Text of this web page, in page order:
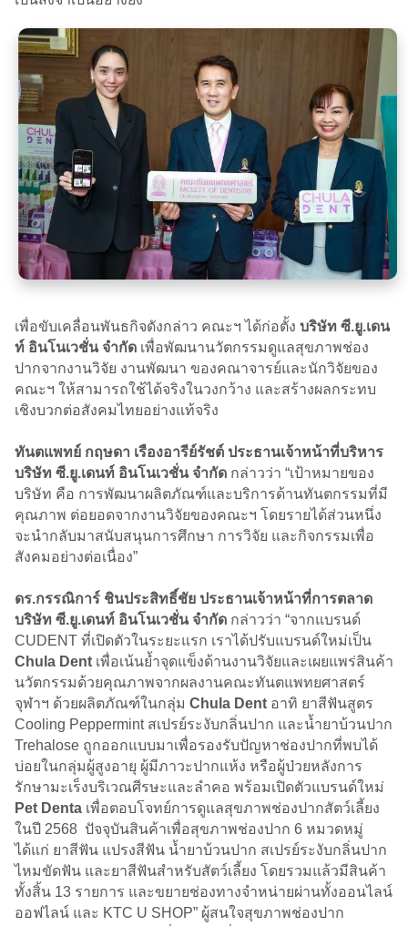
เพื่อขับเคลื่อนพันธกิจดังกล่าว คณะฯ ได้ก่อตั้ง บริษัท ซี.ยู.เดน
ท์ อินโนเวชั่น จำกัด เพื่อพัฒนานวัตกรรมดูแลสุขภาพช่อง
ปากจากงานวิจัย งานพัฒนา ของคณาจารย์และนักวิจัยของ
คณะฯ ให้สามารถใช้ได้จริงในวงกว้าง และสร้างผลกระทบ
เชิงบวกต่อสังคมไทยอย่างแท้จริง
ทันตแพทย์ กฤษดา เรืองอารีย์รัชต์ ประธานเจ้าหน้าที่บริหาร
บริษัท ซี.ยู.เดนท์ อินโนเวชั่น จำกัด กล่าวว่า “เป้าหมายของ
บริษัท คือ การพัฒนาผลิตภัณฑ์และบริการด้านทันตกรรมที่มี
คุณภาพ ต่อยอดจากงานวิจัยของคณะฯ โดยรายได้ส่วนหนึ่ง
จะนำกลับมาสนับสนุนการศึกษา การวิจัย และกิจกรรมเพื่อ
สังคมอย่างต่อเนื่อง”
ดร.กรรณิการ์ ชินประสิทธิ์ชัย ประธานเจ้าหน้าที่การตลาด
บริษัท ซี.ยู.เดนท์ อินโนเวชั่น จำกัด กล่าวว่า “จากแบรนด์
CUDENT ที่เปิดตัวในระยะแรก เราได้ปรับแบรนด์ใหม่เป็น
Chula Dent เพื่อเน้นย้ำจุดแข็งด้านงานวิจัยและเผยแพร่สินค้า
นวัตกรรมด้วยคุณภาพจากผลงานคณะทันตแพทยศาสตร์
จุฬาฯ​ ด้วยผลิตภัณฑ์ในกลุ่ม Chula Dent อาทิ ยาสีฟันสูตร
Cooling Peppermint สเปรย์ระงับกลิ่นปาก และน้ำยาบ้วนปาก
Trehalose ถูกออกแบบมาเพื่อรองรับปัญหาช่องปากที่พบได้
บ่อยในกลุ่มผู้สูงอายุ ผู้มีภาวะปากแห้ง หรือผู้ป่วยหลังการ
รักษามะเร็งบริเวณศีรษะและลำคอ พร้อมเปิดตัวแบรนด์ใหม่
Pet Denta เพื่อตอบโจทย์การดูแลสุขภาพช่องปากสัตว์เลี้ยง
ในปี 2568 ปัจจุบันสินค้าเพื่อสุขภาพช่องปาก 6 หมวดหมู่
ได้แก่ ยาสีฟัน แปรงสีฟัน น้ำยาบ้วนปาก สเปรย์ระงับกลิ่นปาก
ไหมขัดฟัน และยาสีฟันสำหรับสัตว์เลี้ยง โดยรวมแล้วมีสินค้า
ทั้งสิ้น 13 รายการ และขยายช่องทางจำหน่ายผ่านทั้งออนไลน์
ออฟไลน์ และ KTC U SHOP” ผู้สนใจสุขภาพช่องปาก